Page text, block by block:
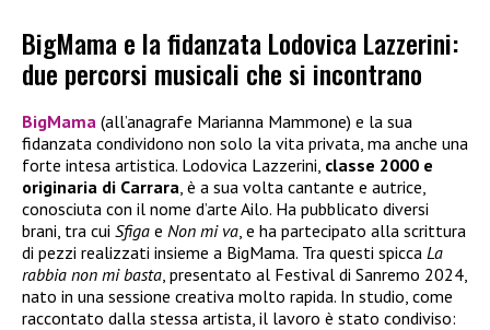
BigMama e la fidanzata Lodovica Lazzerini:
due percorsi musicali che si incontrano
BigMama (all’anagrafe Marianna Mammone) e la sua
fidanzata condividono non solo la vita privata, ma anche una
forte intesa artistica. Lodovica Lazzerini, classe 2000 e
originaria di Carrara , è a sua volta cantante e autrice,
conosciuta con il nome d’arte Ailo. Ha pubblicato diversi
brani, tra cui Sfiga e Non mi va , e ha partecipato alla scrittura
di pezzi realizzati insieme a BigMama. Tra questi spicca La
rabbia non mi basta , presentato al Festival di Sanremo 2024,
nato in una sessione creativa molto rapida. In studio, come
raccontato dalla stessa artista, il lavoro è stato condiviso: